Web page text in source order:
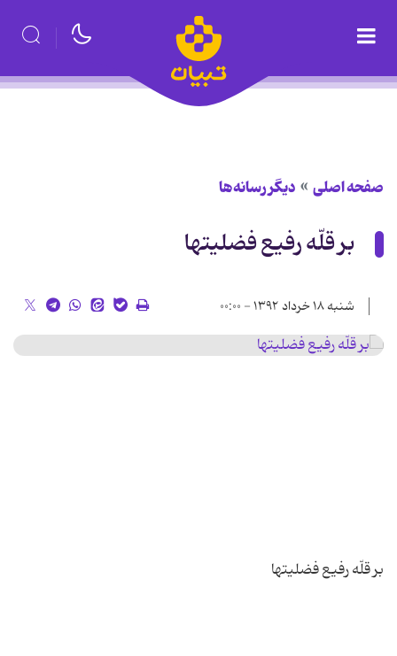
صفحه اصلی دیگر رسانه‌ها
بر قلّه رفیع فضلیتها
شنبه ۱۸ خرداد ۱۳۹۲ - ۰۰:۰۰